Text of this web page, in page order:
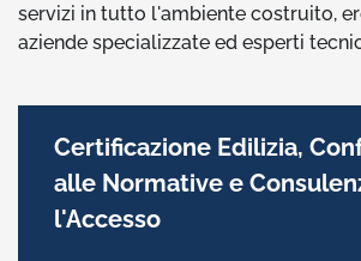
servizi in tutto l'ambiente costruito,
aziende specializzate ed esperti
Certificazione Edilizia,
alle Normative e
l'Accesso